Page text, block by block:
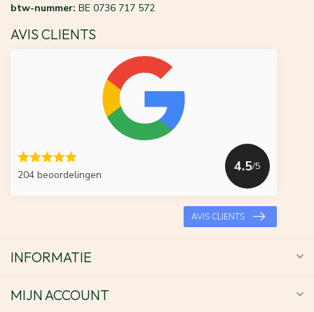
btw-nummer: BE 0736 717 572
AVIS CLIENTS
204 beoordelingen
4.5/5
AVIS CLIENTS
INFORMATIE
MIJN ACCOUNT